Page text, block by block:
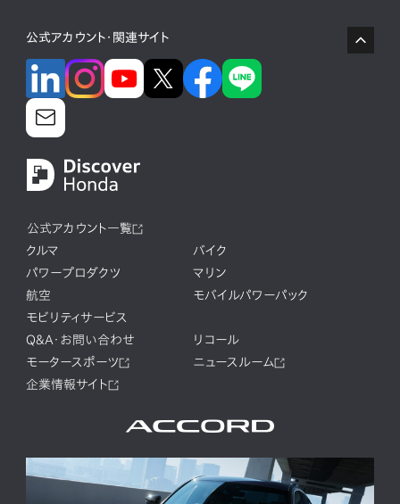
公式アカウント・関連サイト
公式アカウント一覧
クルマ
バイク
パワープロダクツ
マリン
航空
モバイルパワーパック
モビリティサービス
Q&A・お問い合わせ
リコール
モータースポーツ
ニュースルーム
企業情報サイト